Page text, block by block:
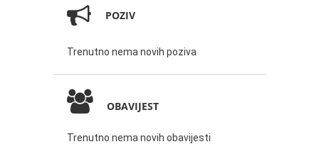
POZIV
Trenutno nema novih poziva
OBAVIJEST
Trenutno nema novih obavijesti